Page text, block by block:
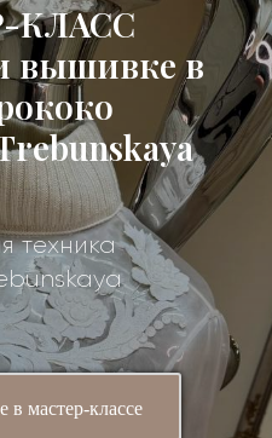
КЛАСС
вышивке в
техника
в мастер-классе